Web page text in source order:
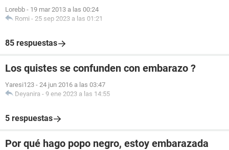
Lorebb - 19 mar 2013 a las 00:24
Romi - 25 sep 2023 a las 01:21
85 respuestas
Los quistes se confunden con embarazo ?
Yaresi123 - 24 jun 2016 a las 03:47
Deyanira - 9 ene 2023 a las 14:55
5 respuestas
Por qué hago popo negro, estoy embarazada